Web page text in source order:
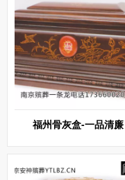
福州骨灰盒-一品清廉